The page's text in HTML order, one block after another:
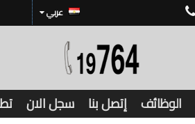
عربي
الوظائف إتصل بنا سجل الان